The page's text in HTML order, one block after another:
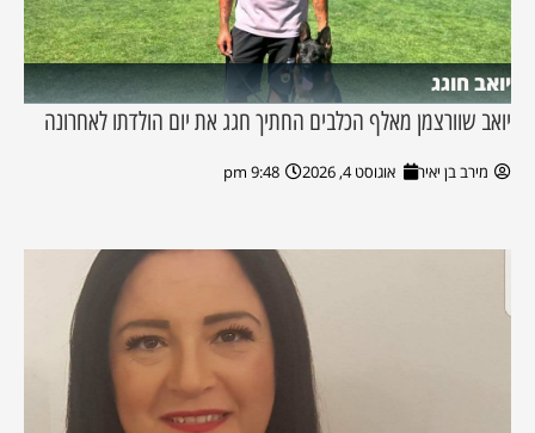
יואב חוגג
יואב שוורצמן מאלף הכלבים החתיך חגג את יום הולדתו לאחרונה
מירב בן יאיר אוגוסט 4, 2026 9:48 pm